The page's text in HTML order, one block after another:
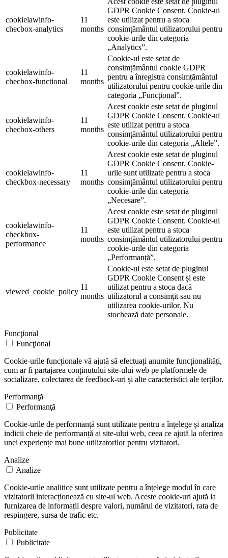
cookielawinfo-
checbox-analytics
11
months
GDPR Cookie Consent. Cookie-ul
este utilizat pentru a stoca
consimțământul utilizatorului pentru
cookie-urile din categoria
„Analytics”.
cookielawinfo-
checbox-functional
11
months
Cookie-ul este setat de
consimțământul cookie GDPR
pentru a înregistra consimțământul
utilizatorului pentru cookie-urile din
categoria „Funcțional”.
cookielawinfo-
checbox-others
11
months
Acest cookie este setat de pluginul
GDPR Cookie Consent. Cookie-ul
este utilizat pentru a stoca
consimțământul utilizatorului pentru
cookie-urile din categoria „Altele”.
cookielawinfo-
checkbox-necessary
11
months
Acest cookie este setat de pluginul
GDPR Cookie Consent. Cookie-
urile sunt utilizate pentru a stoca
consimțământul utilizatorului pentru
cookie-urile din categoria
„Necesare”.
cookielawinfo-
checkbox-
performance
11
months
Acest cookie este setat de pluginul
GDPR Cookie Consent. Cookie-ul
este utilizat pentru a stoca
consimțământul utilizatorului pentru
cookie-urile din categoria
„Performanță”.
viewed_cookie_policy
11
months
Cookie-ul este setat de pluginul
GDPR Cookie Consent și este
utilizat pentru a stoca dacă
utilizatorul a consimțit sau nu
utilizarea cookie-urilor. Nu
stochează date personale.
Funcţional
Funcţional
Cookie-urile funcționale vă ajută să efectuați anumite funcționalități,
cum ar fi partajarea conținutului site-ului web pe platformele de
socializare, colectarea de feedback-uri și alte caracteristici ale terților.
Performanţă
Performanţă
Cookie-urile de performanță sunt utilizate pentru a înțelege și analiza
indicii cheie de performanță ai site-ului web, ceea ce ajută la oferirea
unei experiențe mai bune utilizatorilor pentru vizitatori.
Analize
Analize
Cookie-urile analitice sunt utilizate pentru a înțelege modul în care
vizitatorii interacționează cu site-ul web. Aceste cookie-uri ajută la
furnizarea de informații despre valori, numărul de vizitatori, rata de
respingere, sursa de trafic etc.
Publicitate
Publicitate